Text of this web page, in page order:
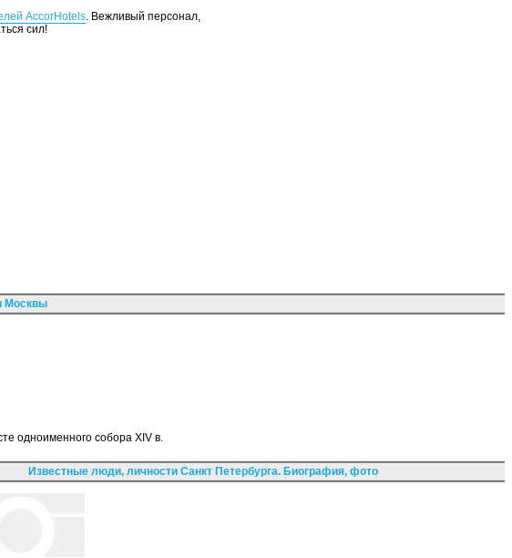
AccorHotels. Вежливый персонал,
сил!
Москвы
одноименного собора XIV в.
Известные люди, личности Санкт Петербурга. Биография, фото